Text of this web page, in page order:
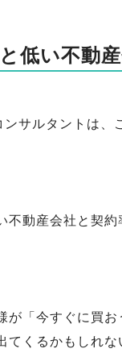
低い不動
サルタントは、
不動産会社と契
が「今すぐに買
てくるかもしれ